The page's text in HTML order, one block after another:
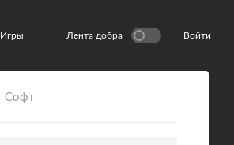
Игры Лента добра Войти
Софт